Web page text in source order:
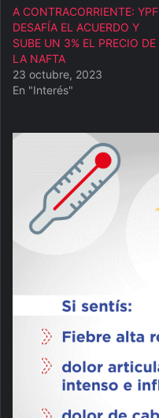
A CONTRACORRIENTE: YPF
DESAFÍA EL ACUERDO Y
SUBE UN 3% EL PRECIO DE
LA NAFTA
23 octubre, 2023
En "Interés"